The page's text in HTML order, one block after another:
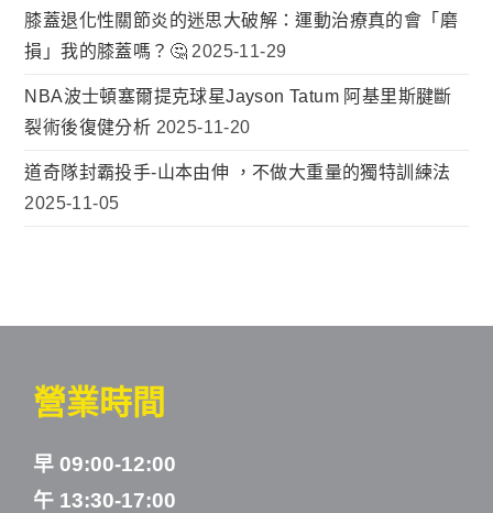
膝蓋退化性關節炎的迷思大破解：運動治療真的會「磨
損」我的膝蓋嗎？🤔 2025-11-29
NBA波士頓塞爾提克球星Jayson Tatum 阿基里斯腱斷
裂術後復健分析 2025-11-20
道奇隊封霸投手-山本由伸 ，不做大重量的獨特訓練法
2025-11-05
營業時間
早 09:00-12:00
午 13:30-17:00